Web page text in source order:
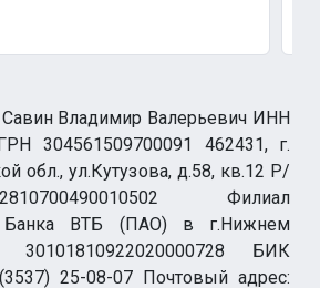
Владимир Валерьевич ИНН
304561509700091 462431, г.
обл., ул.Кутузова, д.58, кв.12 Р/
Филиал
Банка ВТБ (ПАО) в г.Нижнем
БИК
25-08-07 Почтовый адрес: